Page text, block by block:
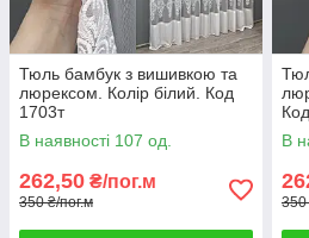
Тюль бамбук з вишивкою та
люрексом. Колір білий. Код
1703т
В наявності 107 од.
262,50 ₴/пог.м
350 ₴/пог.м
В
350